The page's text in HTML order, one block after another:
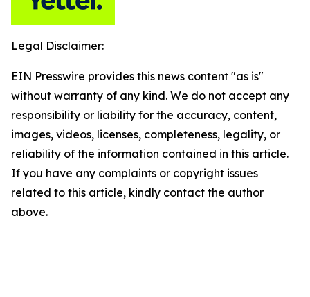
Legal Disclaimer:
EIN Presswire provides this news content "as is"
without warranty of any kind. We do not accept any
responsibility or liability for the accuracy, content,
images, videos, licenses, completeness, legality, or
reliability of the information contained in this article.
If you have any complaints or copyright issues
related to this article, kindly contact the author
above.